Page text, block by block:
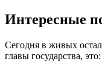
Интересные
Сегодня в живых
главы государства, это: